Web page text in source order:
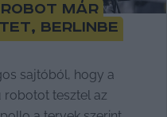
robot már
Berlinbe
sajtóból, hogy a
robotot tesztel az